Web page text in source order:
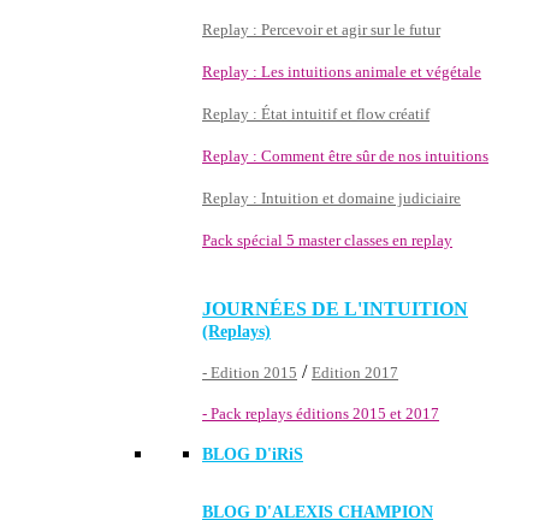
Replay : Percevoir et agir sur le futur
Replay : Les intuitions animale et végétale
Replay : État intuitif et flow créatif
Replay : Comment être sûr de nos intuitions
Replay : Intuition et domaine judiciaire
Pack spécial 5 master classes en replay
JOURNÉES DE L'INTUITION
(Replays)
- Edition 2015 / Edition 2017
- Pack replays éditions 2015 et 2017
BLOG D'iRiS
BLOG D'ALEXIS CHAMPION